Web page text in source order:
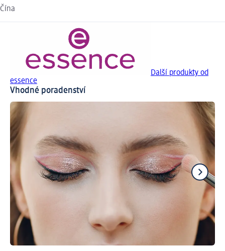
Čína
Další produkty od
essence
Vhodné poradenství